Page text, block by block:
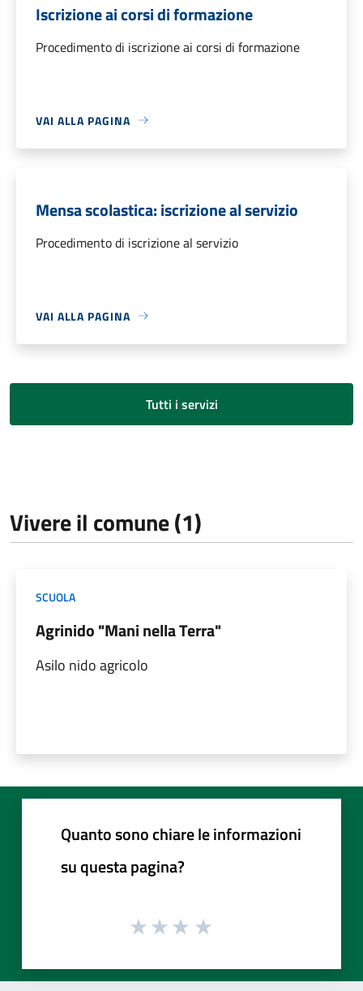
Iscrizione ai corsi di formazione
Procedimento di iscrizione ai corsi di formazione
VAI ALLA PAGINA
Mensa scolastica: iscrizione al servizio
Procedimento di iscrizione al servizio
VAI ALLA PAGINA
Tutti i servizi
Vivere il comune (1)
SCUOLA
Agrinido "Mani nella Terra"
Asilo nido agricolo
Quanto sono chiare le informazioni
su questa pagina?